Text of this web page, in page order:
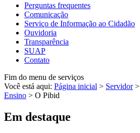
Perguntas frequentes
Comunicação
Serviço de Informação ao Cidadão
Ouvidoria
Transparência
SUAP
Contato
Fim do menu de serviços
Você está aqui: Página inicial > Servidor >
Ensino > O Pibid
Em destaque